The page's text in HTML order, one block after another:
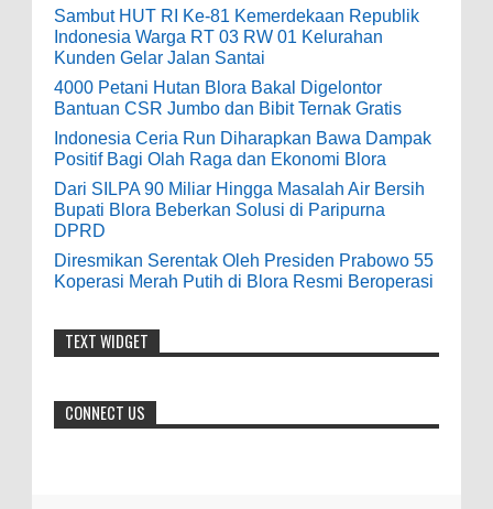
0 8-4-2026
Indonesia Ceria Run Diharapkan Bawa
Dampak Positif Bagi Olah Raga dan
Ekonomi Blora
0 8-2-2026
Dari SILPA 90 Miliar Hingga Masalah Air
Paripurna DPRD
0 7-28-2026
Diresmikan Serentak Oleh Presiden
Resmi Beroperasi
0 5-16-2026
odenjaea:
3-4-2022
Casino - DrmcdCasino is 부산광역 출
장안마 open and excited 고양 출장샵 to welcome
you back 의정부 출장샵 to a 제주도 출장마사지
world of casino gaming! Experience our great mix
of slots, table games 제주 출장안마 and video
poker! Cas...
Anonymous:
9-28-2020
bulan oktober 2020 ini ?
Anonymous
7-3-2020
Sambut HUT RI Ke-81 Kemerdekaan Republik
Indonesia Warga RT 03 RW 01 Kelurahan
Kunden Gelar Jalan Santai
4000 Petani Hutan Blora Bakal Digelontor
Bantuan CSR Jumbo dan Bibit Ternak Gratis
Indonesia Ceria Run Diharapkan Bawa Dampak
Positif Bagi Olah Raga dan Ekonomi Blora
Dari SILPA 90 Miliar Hingga Masalah Air Bersih
Bupati Blora Beberkan Solusi di Paripurna
DPRD
Diresmikan Serentak Oleh Presiden Prabowo 55
Koperasi Merah Putih di Blora Resmi Beroperasi
TEXT WIDGET
CONNECT US